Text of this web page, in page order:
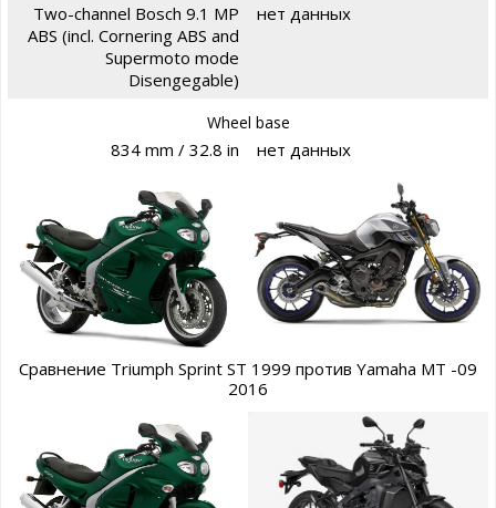
Two-channel Bosch 9.1 MP
ABS (incl. Cornering ABS and
Supermoto mode
Disengegable)
нет данных
Wheel base
834 mm / 32.8 in нет данных
Сравнение Triumph Sprint ST 1999 против Yamaha MT -09
2016